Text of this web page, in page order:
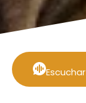
Escuchar